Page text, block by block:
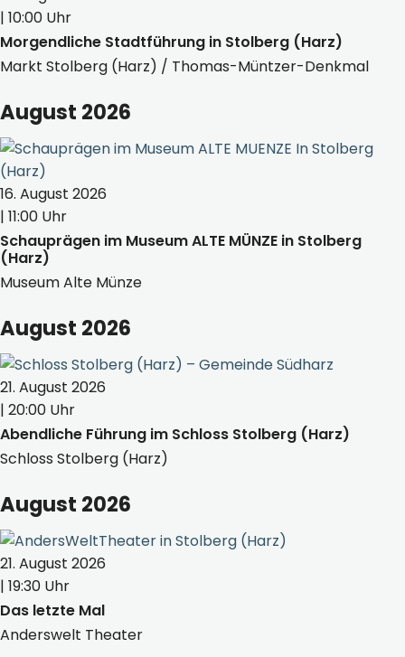
| 10:00 Uhr
Morgendliche Stadtführung in Stolberg (Harz)
Markt Stolberg (Harz) / Thomas-Müntzer-Denkmal
August 2026
16. August 2026
| 11:00 Uhr
Schauprägen im Museum ALTE MÜNZE in Stolberg
(Harz)
Museum Alte Münze
August 2026
21. August 2026
| 20:00 Uhr
Abendliche Führung im Schloss Stolberg (Harz)
Schloss Stolberg (Harz)
August 2026
21. August 2026
| 19:30 Uhr
Das letzte Mal
Anderswelt Theater